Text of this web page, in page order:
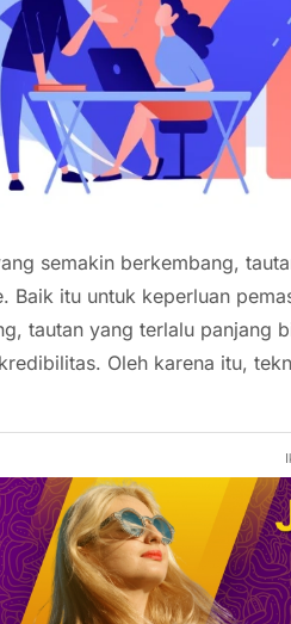
semakin berkembang,
Baik itu untuk keperluan
tautan yang terlalu panjang
Oleh karena itu,